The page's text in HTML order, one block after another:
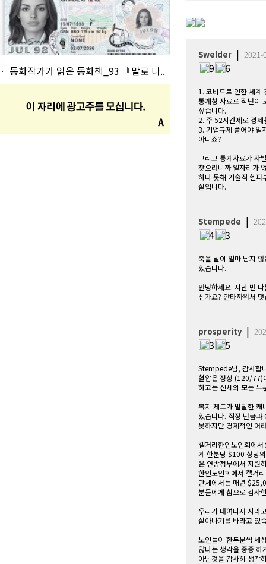
동화작가가 읽은 동화책_93 『말로 나..
Swelder |2021-
9 6
1. 코비드로 인한 세계
통계청 자료로 작년이
싶습니다.
2. 주 52시간제로 경
3. 기업규제 풀어야 일
아니죠?
그리고 통계자료가 자
찾으려니까 일자리가
하다 못해 기술직 헬
실입니다.
Stempede |
4 3
죽을 날이 얼마 남지
있습니다.
안녕하세요. 지난 번
신가요? 안타까워서
prosperity|
3 5
Stempede님, 감사합
혈압은 정상 (120/77)
하고는 신체의 모든 부
복지 제도가 발달한 캐
있습니다. 직장 년금
못하지만 경제적인 어
캘거리한인노인회에
게 한분당 $100 상당
은 연방정부에서 지원
한인노인회에서 캘거
단체에서는 매년
분들에게 참으로 감사
우리가 태여나서 자라
살아나기를 바라고 있
노인들이 한두분씩 세
않다는 생각을 종종 하
아닌것을 감사히 생각